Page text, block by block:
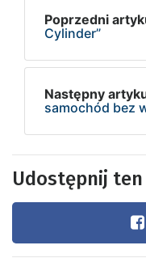
Poprzedni
Cylinder”
Następny
samochód bez
Udostępnij